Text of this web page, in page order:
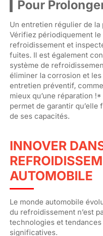
Pour
Un entretien régulier de
Vérifiez périodiquement
refroidissement et
fuites. Il est également
système de
éliminer la corrosion et
entretien préventif,
mieux qu’une réparation
permet de garantir
de ses capacités.
INNOVER
AUTOMOBILE
Le monde automobile
du refroidissement n’est
technologies et
significatives.